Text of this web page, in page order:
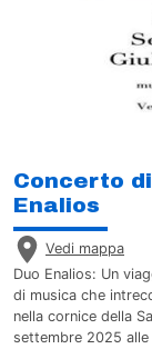
Concerto
Enalios
Vedi mappa
Duo Enalios: Un
di musica che
nella cornice della
settembre 2025